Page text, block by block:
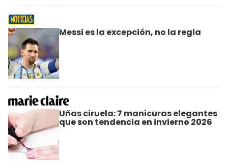
Messi es la excepción, no la regla
Uñas ciruela: 7 manicuras elegantes
que son tendencia en invierno 2026